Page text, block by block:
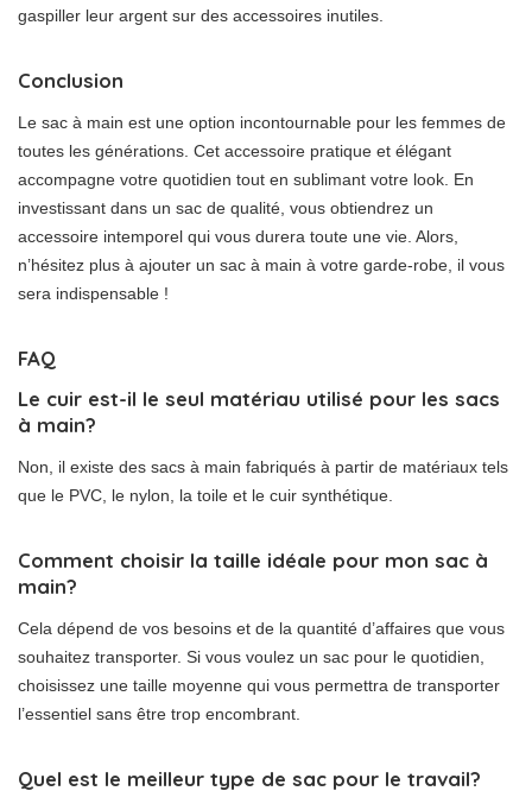
gaspiller leur argent sur des accessoires inutiles.
Conclusion
Le sac à main est une option incontournable pour les femmes de
toutes les générations. Cet accessoire pratique et élégant
accompagne votre quotidien tout en sublimant votre look. En
investissant dans un sac de qualité, vous obtiendrez un
accessoire intemporel qui vous durera toute une vie. Alors,
n’hésitez plus à ajouter un sac à main à votre garde-robe, il vous
sera indispensable !
FAQ
Le cuir est-il le seul matériau utilisé pour les sacs
à main?
Non, il existe des sacs à main fabriqués à partir de matériaux tels
que le PVC, le nylon, la toile et le cuir synthétique.
Comment choisir la taille idéale pour mon sac à
main?
Cela dépend de vos besoins et de la quantité d’affaires que vous
souhaitez transporter. Si vous voulez un sac pour le quotidien,
choisissez une taille moyenne qui vous permettra de transporter
l’essentiel sans être trop encombrant.
Quel est le meilleur type de sac pour le travail?